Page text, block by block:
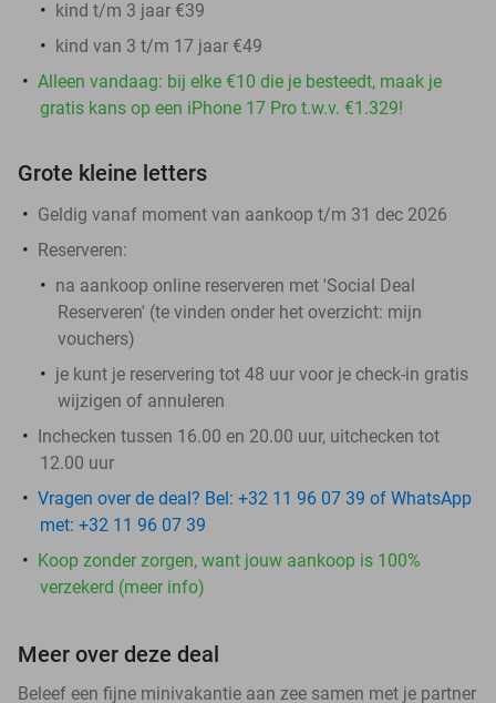
kind t/m 3 jaar €39
kind van 3 t/m 17 jaar €49
Alleen vandaag: bij elke €10 die je besteedt, maak je
gratis kans op een iPhone 17 Pro t.w.v. €1.329!
Grote kleine letters
Geldig vanaf moment van aankoop t/m 31 dec 2026
Reserveren:
na aankoop online reserveren met 'Social Deal
Reserveren' (te vinden onder het overzicht: mijn
vouchers)
je kunt je reservering tot 48 uur voor je check-in gratis
wijzigen of annuleren
Inchecken tussen 16.00 en 20.00 uur, uitchecken tot
12.00 uur
Vragen over de deal? Bel: +32 11 96 07 39 of WhatsApp
met: +32 11 96 07 39
Koop zonder zorgen, want jouw aankoop is 100%
verzekerd (meer info)
Meer over deze deal
Beleef een fijne minivakantie aan zee samen met je partner